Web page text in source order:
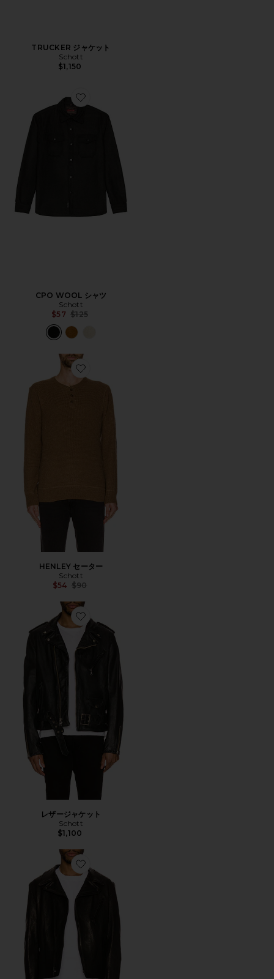
TRUCKER ジャケット
Schott
$1,150
Favorite CPO WOOL シャツ
CPO WOOL シャツ
Schott
$57 Previous price:
$125
Favorite HENLEY セーター
HENLEY セーター
Schott
$54 Previous price:
$90
Favorite レザージャケット
レザージャケット
Schott
$1,100
Favorite PERFECTO レザージャケット